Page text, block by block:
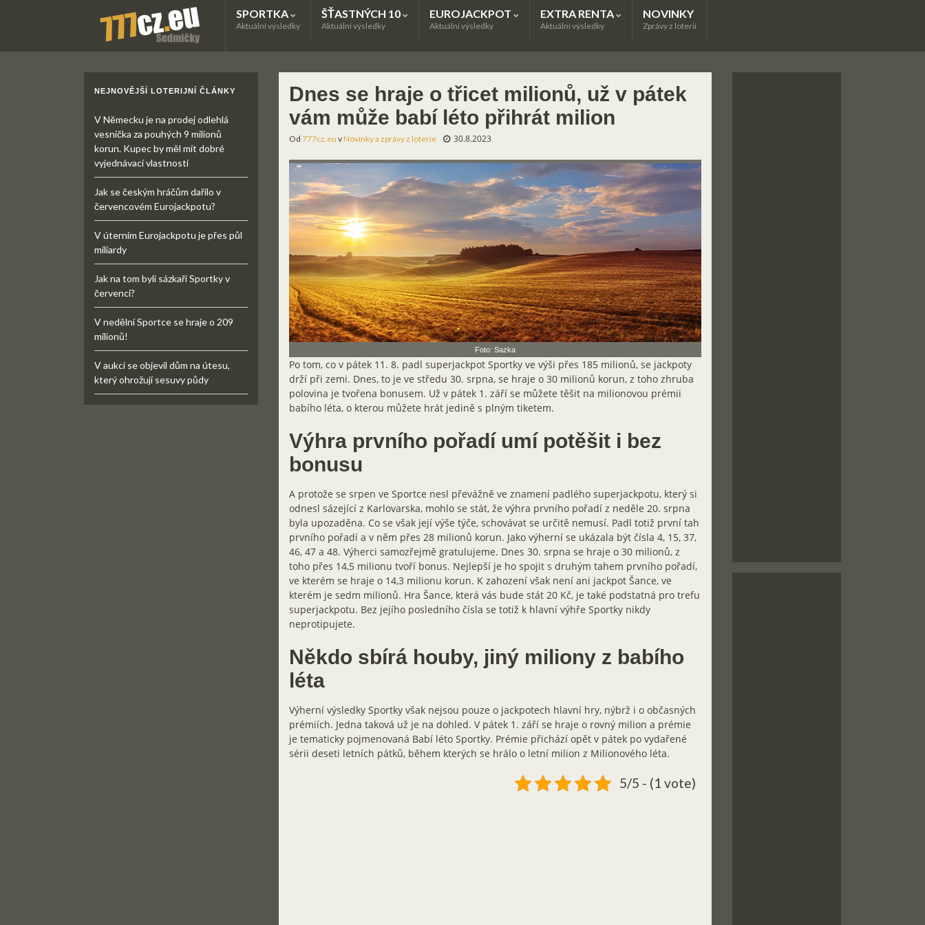
SPORTKA
Aktuální výsledky
ŠŤASTNÝCH 10
Aktuální výsledky
EUROJACKPOT
Aktuální výsledky
EXTRA RENTA
Aktuální výsledky
NOVINKY
Zprávy z loterií
Dnes se hraje o třicet milionů, už v pátek
vám může babí léto přihrát milion
Od 777cz.eu vNovinky a zprávy z loterie 30.8.2023
Foto: Sazka
Po tom, co v pátek 11. 8. padl superjackpot Sportky ve výši přes 185 milionů, se jackpoty
drží při zemi. Dnes, to je ve středu 30. srpna, se hraje o 30 milionů korun, z toho zhruba
polovina je tvořena bonusem. Už v pátek 1. září se můžete těšit na milionovou prémii
babího léta, o kterou můžete hrát jedině s plným tiketem.
Výhra prvního pořadí umí potěšit i bez
bonusu
A protože se srpen ve Sportce nesl převážně ve znamení padlého superjackpotu, který si
odnesl sázející z Karlovarska, mohlo se stát, že výhra prvního pořadí z neděle 20. srpna
byla upozaděna. Co se však její výše týče, schovávat se určitě nemusí. Padl totiž první tah
prvního pořadí a v něm přes 28 milionů korun. Jako výherní se ukázala být čísla 4, 15, 37,
46, 47 a 48. Výherci samozřejmě gratulujeme. Dnes 30. srpna se hraje o 30 milionů, z
toho přes 14,5 milionu tvoří bonus. Nejlepší je ho spojit s druhým tahem prvního pořadí,
ve kterém se hraje o 14,3 milionu korun. K zahození však není ani jackpot Šance, ve
kterém je sedm milionů. Hra Šance, která vás bude stát 20 Kč, je také podstatná pro trefu
superjackpotu. Bez jejího posledního čísla se totiž k hlavní výhře Sportky nikdy
neprotipujete.
Někdo sbírá houby, jiný miliony z babího
léta
Výherní výsledky Sportky však nejsou pouze o jackpotech hlavní hry, nýbrž i o občasných
prémiích. Jedna taková už je na dohled. V pátek 1. září se hraje o rovný milion a prémie
je tematicky pojmenovaná Babí léto Sportky. Prémie přichází opět v pátek po vydařené
sérii deseti letních pátků, během kterých se hrálo o letní milion z Milionového léta.
5/5 - (1 vote)
NEJNOVĚJŠÍ LOTERIJNÍ ČLÁNKY
V Německu je na prodej odlehlá
vesnička za pouhých 9 milionů
korun. Kupec by měl mít dobré
vyjednávací vlastnosti
Jak se českým hráčům dařilo v
červencovém Eurojackpotu?
V úterním Eurojackpotu je přes půl
miliardy
Jak na tom byli sázkaři Sportky v
červenci?
V nedělní Sportce se hraje o 209
milionů!
V aukci se objevil dům na útesu,
který ohrožují sesuvy půdy